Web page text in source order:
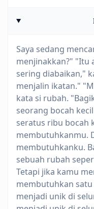
Saya sedang
menjinakkan?" "Itu
sering diabaikan,"
menjalin ikatan."
kata si rubah.
seorang bocah
seratus ribu bocah
membutuhkanmu.
membutuhkanku.
sebuah rubah
Tetapi jika kamu
membutuhkan satu
menjadi unik di